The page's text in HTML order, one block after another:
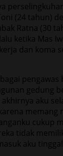
(24 tahun)
Ratna (30
ketika Mas
dan koma
pengawas
gedung
aku
memang
cukup
tidak
aku